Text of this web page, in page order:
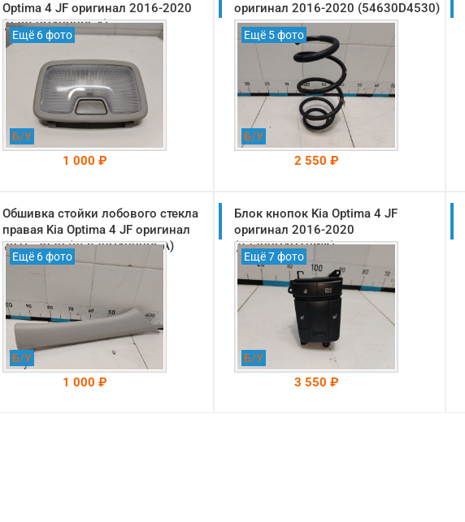
Optima 4 JF оригинал 2016-2020
(92850D4000BGA)
Ещё 6 фото
Б/У
1 000 ₽
На складе: Раменское
-->
оригинал 2016-2020 (54630D4530)
Ещё 5 фото
Б/У
2 550 ₽
На складе: Раменское
-->
Обшивка стойки лобового стекла
правая Kia Optima 4 JF оригинал
2016-2020 (85820D4000BGA)
Ещё 6 фото
Б/У
1 000 ₽
Блок кнопок Kia Optima 4 JF
оригинал 2016-2020
(93300D4DT0WK)
Ещё 7 фото
Б/У
3 550 ₽